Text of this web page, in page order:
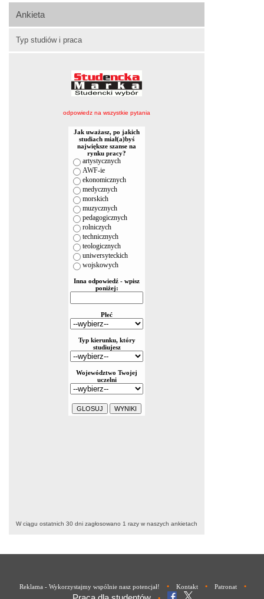
Ankieta
Typ studiów i praca
odpowiedz na wszystkie pytania
W ciągu ostatnich 30 dni zagłosowano 1 razy w naszych ankietach
Reklama - Wykorzystajmy wspólnie nasz potencjał! • Kontakt • Patronat •